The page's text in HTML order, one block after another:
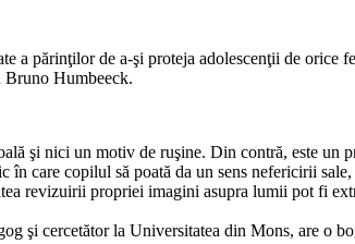
a părinţilor de a-şi proteja adolescenţii de orice
Bruno Humbeeck.
şi nici un motiv de ruşine. Din contră, este un
în care copilul să poată da un sens nefericirii
revizuirii propriei imagini asupra lumii pot fi
şi cercetător la Universitatea din Mons, are o